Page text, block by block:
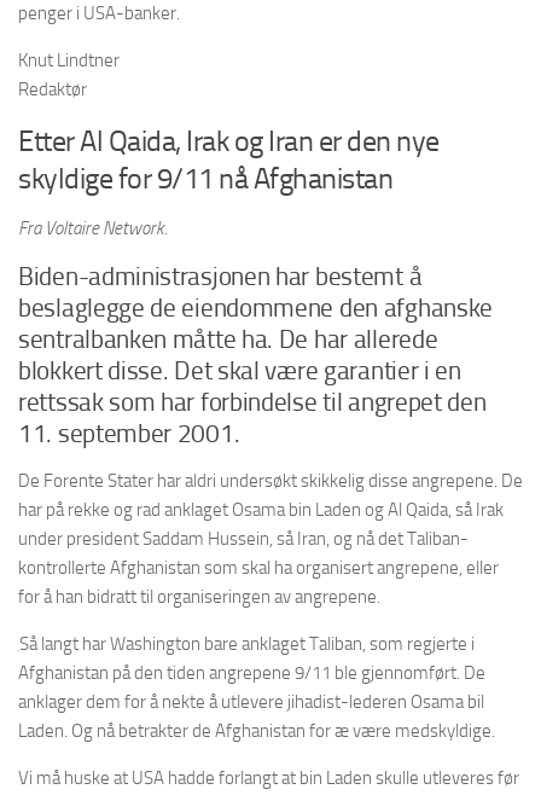
penger i USA-banker.
Knut Lindtner
Redaktør
Etter Al Qaida, Irak og Iran er den nye
skyldige for 9/11 nå Afghanistan
Fra Voltaire Network.
Biden-administrasjonen har bestemt å
beslaglegge de eiendommene den afghanske
sentralbanken måtte ha. De har allerede
blokkert disse. Det skal være garantier i en
rettssak som har forbindelse til angrepet den
11. september 2001.
De Forente Stater har aldri undersøkt skikkelig disse angrepene. De
har på rekke og rad anklaget Osama bin Laden og Al Qaida, så Irak
under president Saddam Hussein, så Iran, og nå det Taliban-
kontrollerte Afghanistan som skal ha organisert angrepene, eller
for å han bidratt til organiseringen av angrepene.
Så langt har Washington bare anklaget Taliban, som regjerte i
Afghanistan på den tiden angrepene 9/11 ble gjennomført. De
anklager dem for å nekte å utlevere jihadist-lederen Osama bil
Laden. Og nå betrakter de Afghanistan for æ være medskyldige.
Vi må huske at USA hadde forlangt at bin Laden skulle utleveres før